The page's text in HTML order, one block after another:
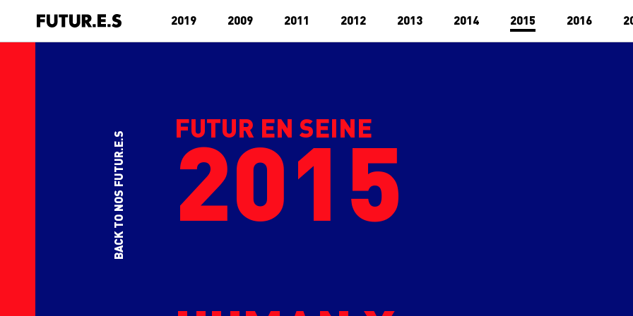
2019 2009 2011 2012 2013 2014 2015 2016
BACK TO NOS FUTUR.E.S
FUTUR EN SEINE
2015